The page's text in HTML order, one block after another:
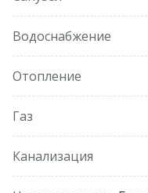
Водоснабжение
Отопление
Газ
Канализация